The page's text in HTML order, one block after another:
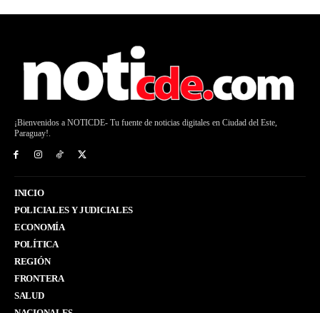
¡Bienvenidos a NOTICDE- Tu fuente de noticias digitales en Ciudad del Este,
Paraguay!.
INICIO
POLICIALES Y JUDICIALES
ECONOMÍA
POLÍTICA
REGIÓN
FRONTERA
SALUD